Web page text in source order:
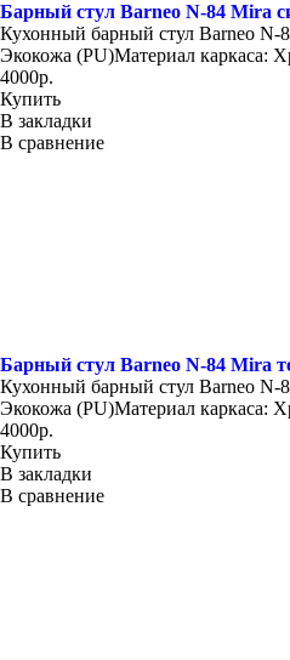
Барный стул Barneo N-84 Mira
Кухонный барный стул Barneo N-
Экокожа (PU)Материал каркаса:
4000р.
Купить
В закладки
В сравнение
Барный стул Barneo N-84 Mira
Кухонный барный стул Barneo N-
Экокожа (PU)Материал каркаса:
4000р.
Купить
В закладки
В сравнение